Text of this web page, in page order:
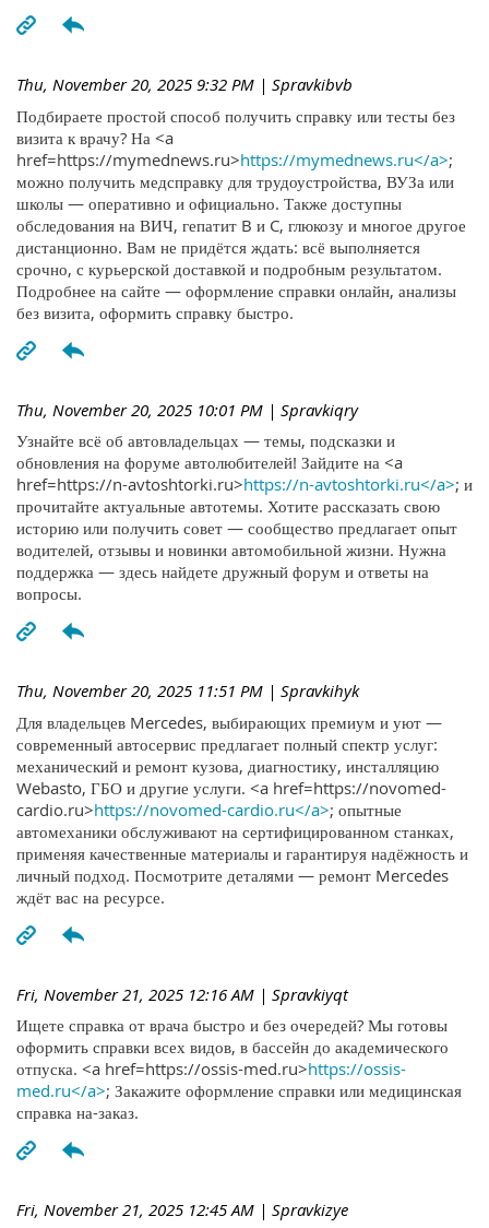
Thu, November 20, 2025 9:32 PM | Spravkibvb
Подбираете простой способ получить справку или тесты без
визита к врачу? На <a
href=https://mymednews.ru>https://mymednews.ru</a>;
можно получить медсправку для трудоустройства, ВУЗа или
школы — оперативно и официально. Также доступны
обследования на ВИЧ, гепатит B и C, глюкозу и многое другое
дистанционно. Вам не придётся ждать: всё выполняется
срочно, с курьерской доставкой и подробным результатом.
Подробнее на сайте — оформление справки онлайн, анализы
без визита, оформить справку быстро.
Thu, November 20, 2025 10:01 PM | Spravkiqry
Узнайте всё об автовладельцах — темы, подсказки и
обновления на форуме автолюбителей! Зайдите на <a
href=https://n-avtoshtorki.ru>https://n-avtoshtorki.ru</a>; и
прочитайте актуальные автотемы. Хотите рассказать свою
историю или получить совет — сообщество предлагает опыт
водителей, отзывы и новинки автомобильной жизни. Нужна
поддержка — здесь найдете дружный форум и ответы на
вопросы.
Thu, November 20, 2025 11:51 PM | Spravkihyk
Для владельцев Mercedes, выбирающих премиум и уют —
современный автосервис предлагает полный спектр услуг:
механический и ремонт кузова, диагностику, инсталляцию
Webasto, ГБО и другие услуги. <a href=https://novomed-
cardio.ru>https://novomed-cardio.ru</a>; опытные
автомеханики обслуживают на сертифицированном станках,
применяя качественные материалы и гарантируя надёжность и
личный подход. Посмотрите деталями — ремонт Mercedes
ждёт вас на ресурсе.
Fri, November 21, 2025 12:16 AM | Spravkiyqt
Ищете справка от врача быстро и без очередей? Мы готовы
оформить справки всех видов, в бассейн до академического
отпуска. <a href=https://ossis-med.ru>https://ossis-
med.ru</a>; Закажите оформление справки или медицинская
справка на-заказ.
Fri, November 21, 2025 12:45 AM | Spravkizye